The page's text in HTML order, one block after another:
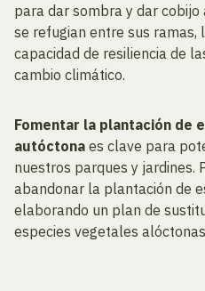
para dar sombra y dar cobijo
se refugian entre sus ramas,
capacidad de resiliencia de
cambio climático.
Fomentar la plantación de
autóctona es clave para
nuestros parques y jardines.
abandonar la plantación de
elaborando un plan de
especies vegetales